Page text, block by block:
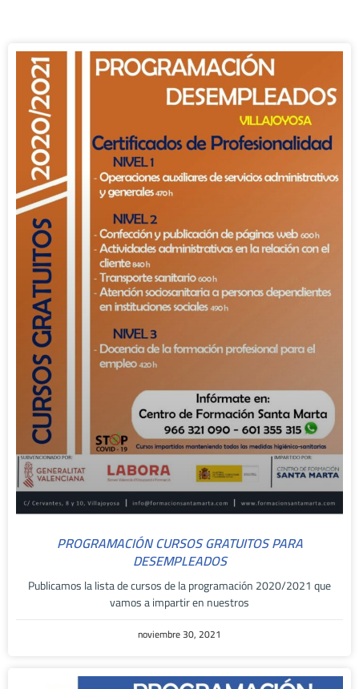
PROGRAMACIÓN CURSOS GRATUITOS PARA
DESEMPLEADOS
Publicamos la lista de cursos de la programación 2020/2021 que
vamos a impartir en nuestros
noviembre 30, 2021
Página
Página